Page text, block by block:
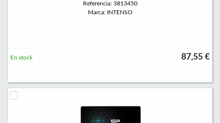
Referencia: 3813450
Marca: INTENSO
87,55 €
En stock